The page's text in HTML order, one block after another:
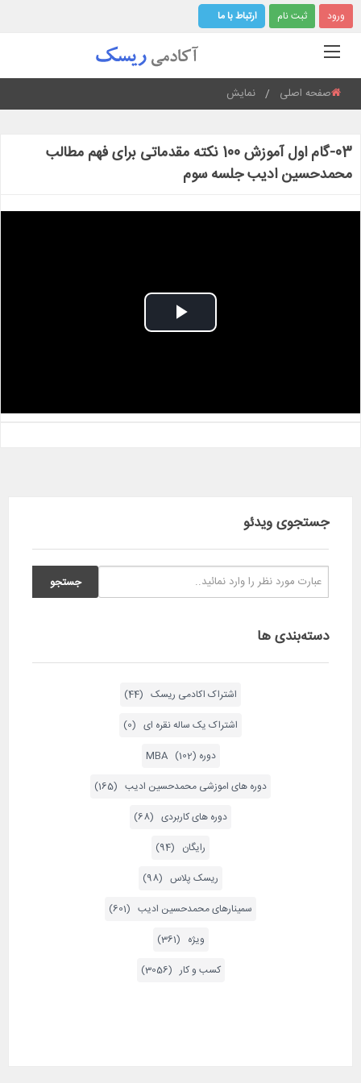
ورود ثبت نام ارتباط با ما
Current:
نمایش صفحه اصلی
03-گام اول آموزش 100 نکته مقدماتی برای فهم مطالب
محمدحسین ادیب جلسه سوم
Play
جستجوی ویدئو
دسته‌بندی ها
اشتراک اکادمی ریسک (44)
اشتراک یک ساله نقره ای (0)
دوره MBA (102)
دوره های اموزشی محمدحسین ادیب (165)
دوره های کاربردی (68)
رایگان (94)
ریسک پلاس (98)
سمینارهای محمدحسین ادیب (601)
ویژه (361)
کسب و کار (3056)